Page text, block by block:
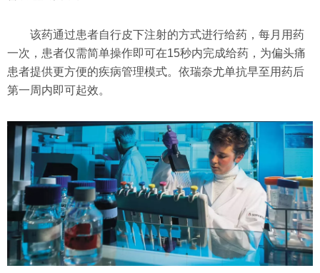
该药通过患者自行皮下注射的方式进行给药，每月用药
一次，患者仅需简单操作即可在15秒内完成给药，为偏头痛
患者提供更方便的疾病管理模式。依瑞奈尤单抗早至用药后
第一周内即可起效。